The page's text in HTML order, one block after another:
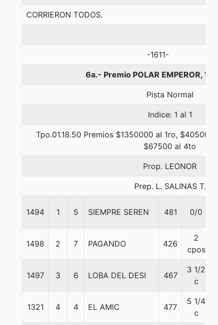
CORRIERON TODOS.
-1611-
6a.- Premio POLAR EMPEROR,
Pista Normal
Indice: 1 al 1
Tpo.01.18.50 Premios $1350000 al 1ro,
$67500 al 4to
Prop. LEONOR
Prep. L. SALINAS T.
1494 1 5 SIEMPRE SEREN 481 0/0
1498 2 7 PAGANDO 426
2
cpos
1497 3 6 LOBA DEL DESI 467
3 1/2
c
1321 4 4 EL AMIC 477
5 1/4
c